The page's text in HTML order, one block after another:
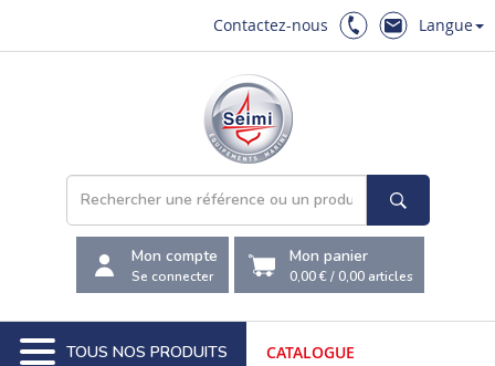
Contactez-nous Langue
Mon compte
Se connecter
Mon panier
0,00 €/0,00 articles
TOUS NOS PRODUITS CATALOGUE